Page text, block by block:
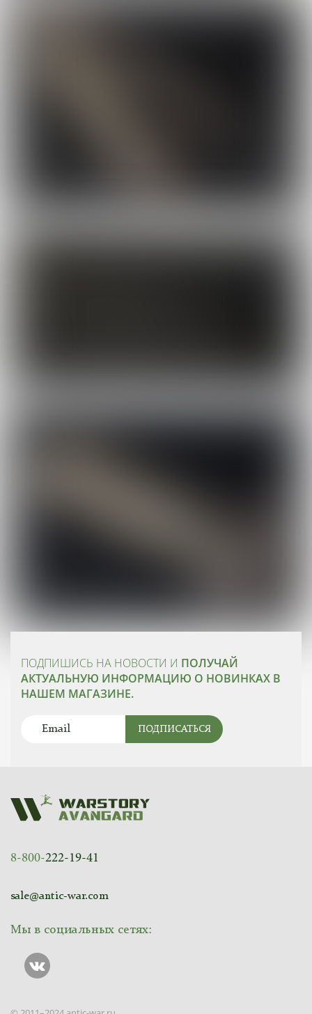
ПОДПИШИСЬ НА НОВОСТИ И ПОЛУЧАЙ
АКТУАЛЬНУЮ ИНФОРМАЦИЮ О НОВИНКАХ В
НАШЕМ МАГАЗИНЕ.
ПОДПИСАТЬСЯ
8-800-222-19-41
sale@antic-war.com
Мы в социальных сетях: